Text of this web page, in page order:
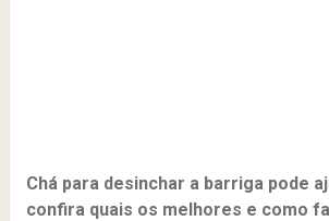
Chá para desinchar a barriga pode
confira quais os melhores e como